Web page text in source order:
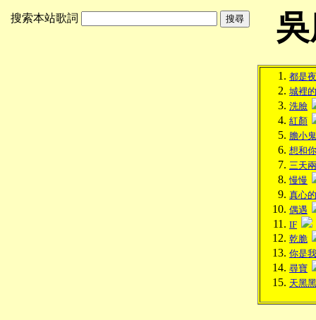
搜索本站歌詞
都是
城裡
洗臉
紅顏
膽小鬼
想和
三天
慢慢
真心
偶遇
IF
乾脆
你是
尋寶
天黑黑